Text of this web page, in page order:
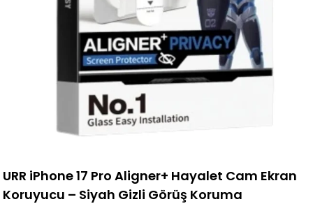
URR iPhone 17 Pro Aligner+ Hayalet Cam Ekran
Koruyucu – Siyah Gizli Görüş Koruma